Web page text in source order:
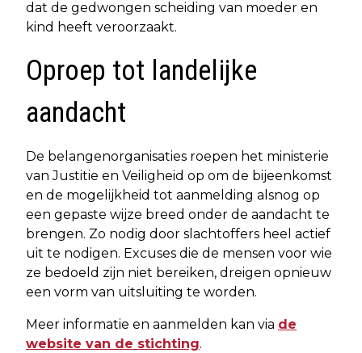
dat de gedwongen scheiding van moeder en
kind heeft veroorzaakt.
Oproep tot landelijke
aandacht
De belangenorganisaties roepen het ministerie
van Justitie en Veiligheid op om de bijeenkomst
en de mogelijkheid tot aanmelding alsnog op
een gepaste wijze breed onder de aandacht te
brengen. Zo nodig door slachtoffers heel actief
uit te nodigen. Excuses die de mensen voor wie
ze bedoeld zijn niet bereiken, dreigen opnieuw
een vorm van uitsluiting te worden.
Meer informatie en aanmelden kan via de
website van de stichting.